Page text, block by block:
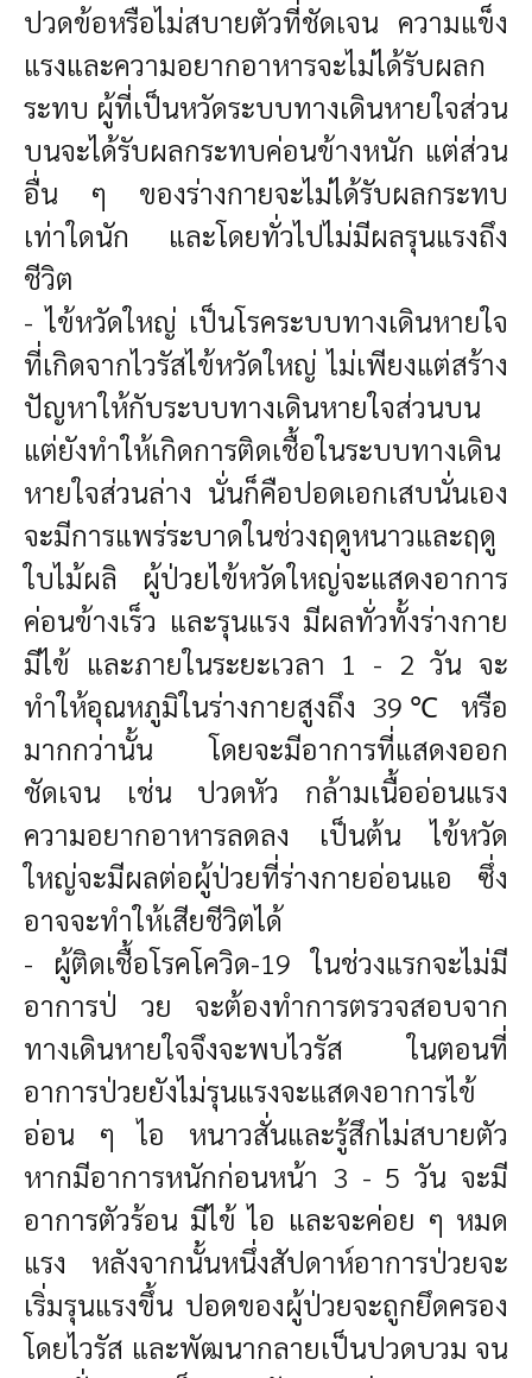
ปวดข้อหรือไม่สบายตัวที่ชัดเจน ความแข็ง
แรงและความอยากอาหารจะไม่ได้รับผลก
ระทบ ผู้ที่เป็นหวัดระบบทางเดินหายใจส่วน
บนจะได้รับผลกระทบค่อนข้างหนัก แต่ส่วน
อื่น ๆ ของร่างกายจะไม่ได้รับผลกระทบ
เท่าใดนัก และโดยทั่วไปไม่มีผลรุนแรงถึง
ชีวิต
- ไข้หวัดใหญ่ เป็นโรคระบบทางเดินหายใจ
ที่เกิดจากไวรัสไข้หวัดใหญ่ ไม่เพียงแต่สร้าง
ปัญหาให้กับระบบทางเดินหายใจส่วนบน
แต่ยังทำให้เกิดการติดเชื้อในระบบทางเดิน
หายใจส่วนล่าง นั่นก็คือปอดเอกเสบนั่นเอง
จะมีการแพร่ระบาดในช่วงฤดูหนาวและฤดู
ใบไม้ผลิ ผู้ป่วยไข้หวัดใหญ่จะแสดงอาการ
ค่อนข้างเร็ว และรุนแรง มีผลทั่วทั้งร่างกาย
มีไข้ และภายในระยะเวลา 1 - 2 วัน จะ
ทำให้อุณหภูมิในร่างกายสูงถึง 39℃ หรือ
มากกว่านั้น โดยจะมีอาการที่แสดงออก
ชัดเจน เช่น ปวดหัว กล้ามเนื้ออ่อนแรง
ความอยากอาหารลดลง เป็นต้น ไข้หวัด
ใหญ่จะมีผลต่อผู้ป่วยที่ร่างกายอ่อนแอ ซึ่ง
อาจจะทำให้เสียชีวิตได้
- ผู้ติดเชื้อโรคโควิด-19 ในช่วงแรกจะไม่มี
อาการป่ วย จะต้องทำการตรวจสอบจาก
ทางเดินหายใจจึงจะพบไวรัส ในตอนที่
อาการป่วยยังไม่รุนแรงจะแสดงอาการไข้
อ่อน ๆ ไอ หนาวสั่นและรู้สึกไม่สบายตัว
หากมีอาการหนักก่อนหน้า 3 - 5 วัน จะมี
อาการตัวร้อน มีไข้ ไอ และจะค่อย ๆ หมด
แรง หลังจากนั้นหนึ่งสัปดาห์อาการป่วยจะ
เริ่มรุนแรงขึ้น ปอดของผู้ป่วยจะถูกยึดครอง
โดยไวรัส และพัฒนากลายเป็นปวดบวม จน